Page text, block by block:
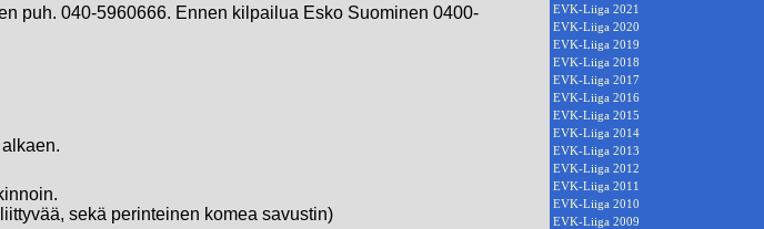
puh. 040-5960666. Ennen kilpailua Esko Suominen 0400-
sekä perinteinen komea savustin)
EVK-Liiga 2021
EVK-Liiga 2020
EVK-Liiga 2019
EVK-Liiga 2018
EVK-Liiga 2017
EVK-Liiga 2016
EVK-Liiga 2015
EVK-Liiga 2014
EVK-Liiga 2013
EVK-Liiga 2012
EVK-Liiga 2011
EVK-Liiga 2010
EVK-Liiga 2009